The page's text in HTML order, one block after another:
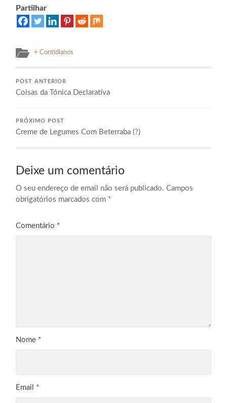
Partilhar
+ Contidianos
POST ANTERIOR
Coisas da Tónica Declarativa
PRÓXIMO POST
Creme de Legumes Com Beterraba (?)
Deixe um comentário
O seu endereço de email não será publicado. Campos
obrigatórios marcados com *
Comentário *
Nome *
Email *